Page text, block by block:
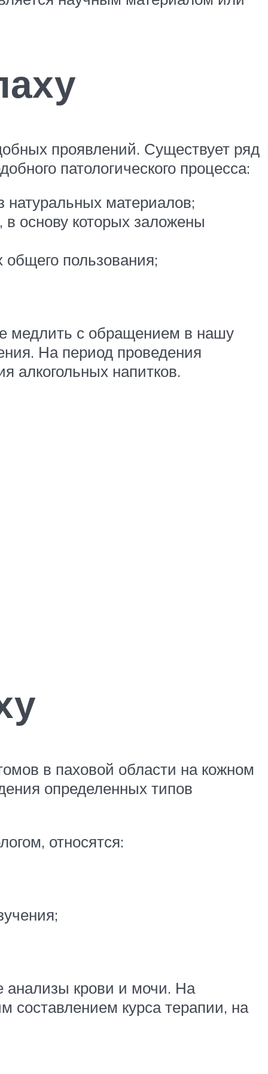
проявлений. Существует ряд
патологического процесса:
натуральных материалов;
основу которых заложены
пользования;
медлить с обращением в нашу
На период проведения
алкогольных напитков.
в паховой области на кожном
определенных типов
относятся:
анализы крови и мочи. На
составлением курса терапии, на